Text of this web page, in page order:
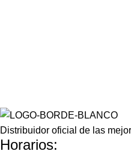
Distribuidor oficial de las
Horarios: